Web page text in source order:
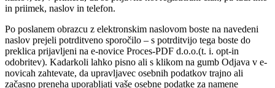
in priimek, naslov in telefon.
Po poslanem obrazcu z elektronskim naslovom boste na navedeni
naslov prejeli potrditveno sporočilo – s potrditvijo tega boste do
preklica prijavljeni na e-novice Proces-PDF d.o.o.(t. i. opt-in
odobritev). Kadarkoli lahko pisno ali s klikom na gumb Odjava v e-
novicah zahtevate, da upravljavec osebnih podatkov trajno ali
začasno preneha uporabljati vaše osebne podatke za namene